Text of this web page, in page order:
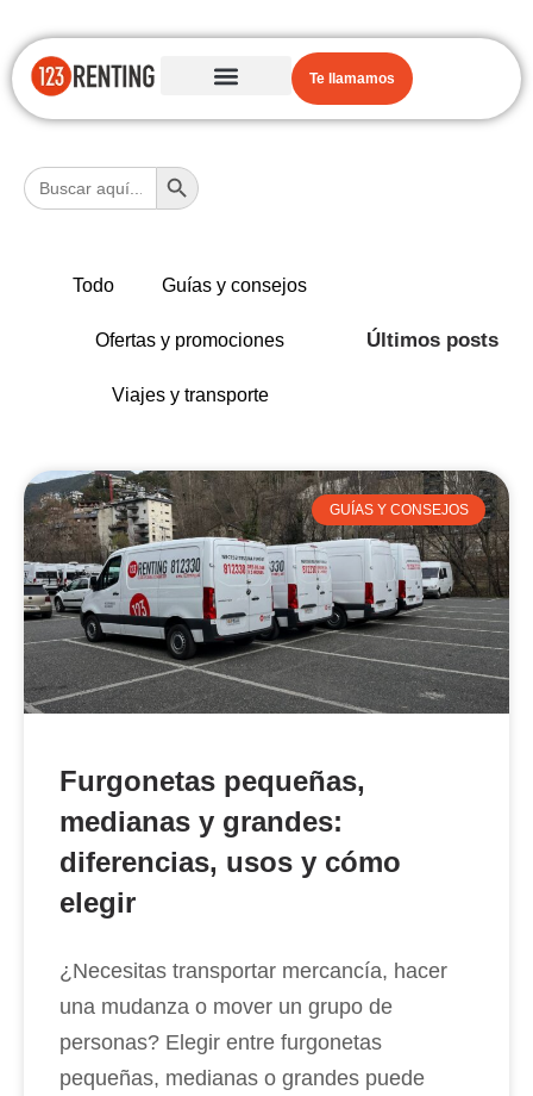
Te llamamos
Buscar: Botón de búsqueda
Últimos posts
Todo Guías y consejos
Ofertas y promociones
Viajes y transporte
GUÍAS Y CONSEJOS
Furgonetas pequeñas,
medianas y grandes:
diferencias, usos y cómo
elegir
¿Necesitas transportar mercancía, hacer
una mudanza o mover un grupo de
personas? Elegir entre furgonetas
pequeñas, medianas o grandes puede